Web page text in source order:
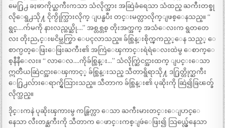
မေ႐ြ႕ ခႏၶာကိုယ္ႀကီးကသာ သံလိုက္အား အဆြဲခံရေသာ သံထည္ ႀကီးတစ္ခု
လိုေရွ႕သို႔ ငိုက္ငိုက္သြားလိုက္ ျပန္ၿပီး တင္းမတ္လာလိုက္ျဖစ္ေနသည္။ “
ရွင္….က်မကို နားလည္တယ္ဆို….” အစ္တစ္တစ္ တိုးအက္အက္ အသံေလးက ရွတတေ
လး တိုးညႇင္းၿငိမ္သက္စြာ ေပၚလာသည္။ ခ်စ္ထြန္းစိုက္ၾကည့္ေန သည့္ ေ
စာက္ပတ္ေဖြးေဖြးႀကီး၏ အကြဲေၾကာင္းရဲရဲေလးထဲမွ ေစာက္ေ
စ့နီနီေလး။ “ လာေလ….ကိုခ်စ္ထြန္း…” သံလိုက္ဆြဲငင္အားထက္ ျပင္းေသာ
ဣတၳိယဆြဲငင္အားေၾကာင့္ ခ်စ္ထြန္းသည္ သီတာရွိရာသို႔ ဒ႐ြတ္တိုက္ႀကီး
ေ႐ြ႕လ်ားေရာက္ရွိသြားသည္။ သီတာက ခ်စ္ထြန္း၏ ပုဆိုးကို ဆြဲ၍ခြၽတ္ခ်
လိုက္သည္။
ဒိုင္းကနဲ ပုဆိုးၾကားမွ ကန္ထြက္လာ ေသာ ႀကီးမားတင္းေျပာင္ေ
နေသာ လီးတန္ႀကီးကို သီတာက ေဖာင္းကစ္ျဖဴေဖြး၍ သြယ္လွ်ေနေသာ